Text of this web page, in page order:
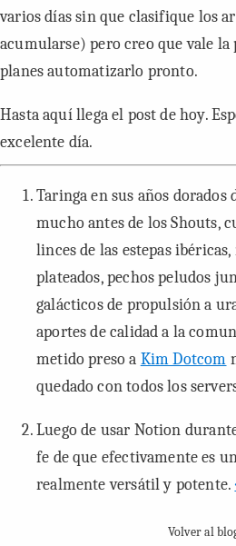
varios días sin que clasifique los
acumularse) pero creo que vale la
planes automatizarlo pronto.
Hasta aquí llega el post de hoy.
excelente día.
Taringa en sus años
mucho antes de losShouts,
linces de las estepas
plateados, pechos peludos
galácticos de propulsión a
aportes de calidad a la
metido preso a Kim Dotcom
quedado con todos los
Luego de usar Notion
fe de que efectivamente es
realmente versátil y potente.
Volver al